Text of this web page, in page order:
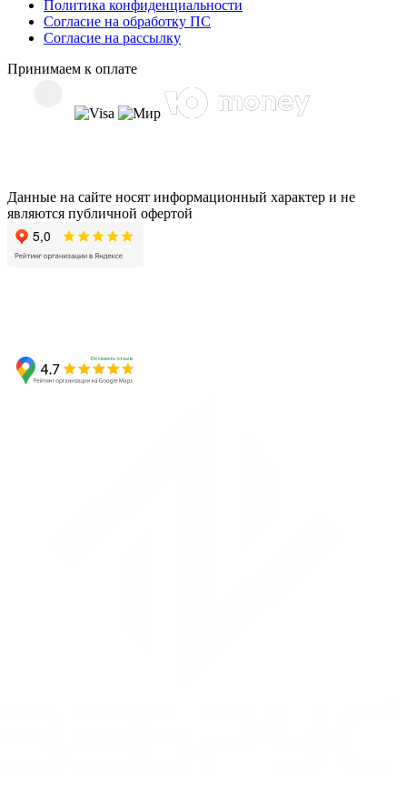
Политика конфиденциальности
Согласие на обработку ПС
Согласие на рассылку
Принимаем к оплате
Данные на сайте носят информационный характер и не
являются публичной офертой